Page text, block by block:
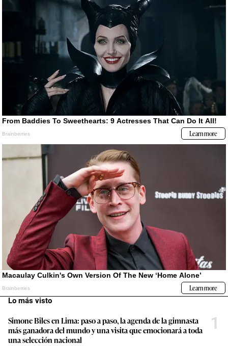
Lo más visto
Simone Biles en Lima: paso a paso, la agenda de la gimnasta
más ganadora del mundo y una visita que emocionará a toda
una selección nacional
1